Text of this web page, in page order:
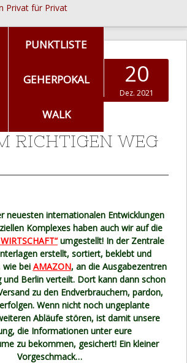
PUNKTLISTE
GEHERPOKAL
WALK
20
Dez. 2021
RICHTIGEN WEG
neuesten internationalen Entwicklungen
Komplexes haben auch wir auf die
umgestellt! In der Zentrale
erstellt, sortiert, beklebt und
wie bei AMAZON, an die Ausgabezentren
und Berlin verteilt. Dort kann dann schon
zu den Endverbrauchern, pardon,
Wenn nicht noch ungeplante
Abläufe stören, ist damit unsere
die Informationen unter eure
zu bekommen, gesichert! Ein kleiner
Vorgeschmack…